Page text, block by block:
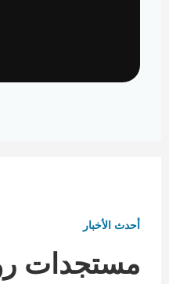
أحدث الأخبار
مستجدات